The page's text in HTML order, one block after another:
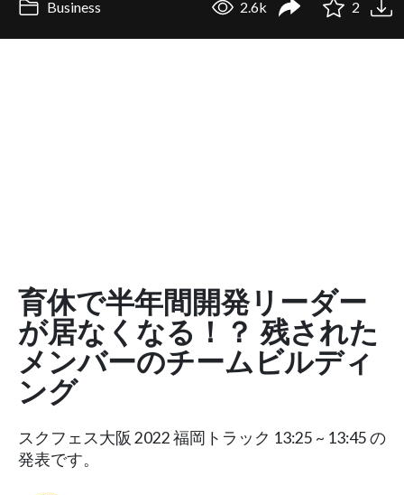
Business 2.6k 2
育休で半年間開発リーダー
が居なくなる！？ 残された
メンバーのチームビルディ
ング
スクフェス大阪 2022 福岡トラック 13:25 ~ 13:45 の
発表です。